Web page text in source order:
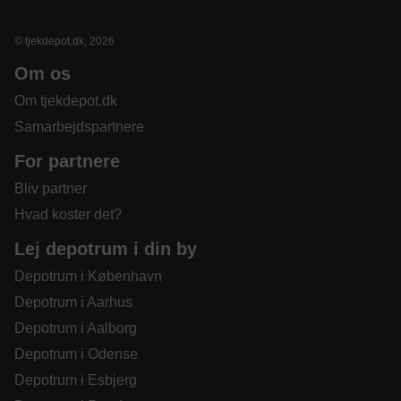
© tjekdepot.dk, 2026
Om os
Om tjekdepot.dk
Samarbejdspartnere
For partnere
Bliv partner
Hvad koster det?
Lej depotrum i din by
Depotrum i København
Depotrum i Aarhus
Depotrum i Aalborg
Depotrum i Odense
Depotrum i Esbjerg